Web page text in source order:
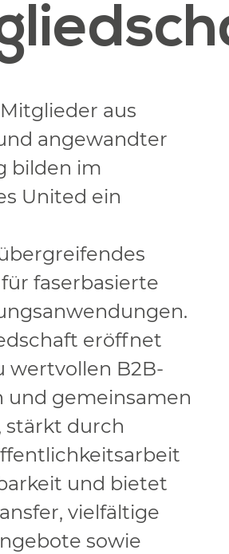
aus
angewandter
bilden im
United ein
faserbasierte
eröffnet
wertvollen B2B-
und gemeinsamen
stärkt durch
und bietet
vielfältige
sowie